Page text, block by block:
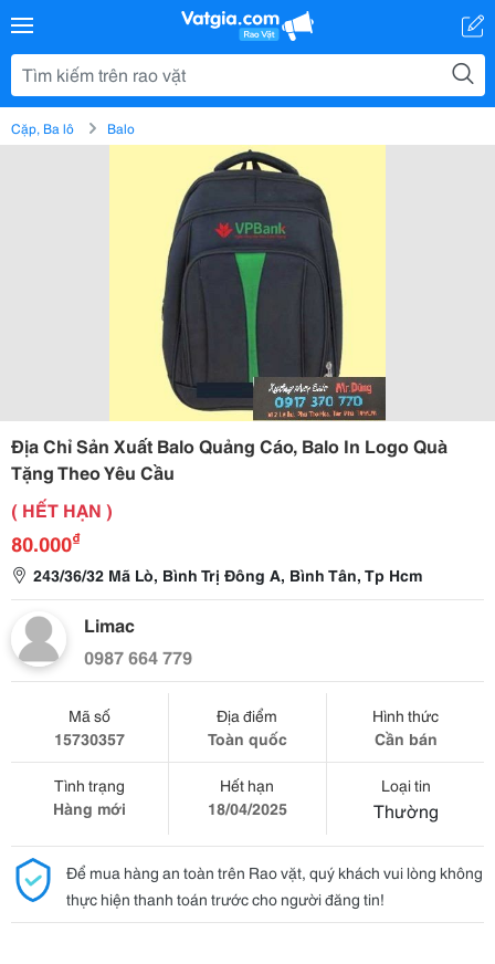
Cặp, Ba lô Balo
Địa Chỉ Sản Xuất Balo Quảng Cáo, Balo In Logo Quà
Tặng Theo Yêu Cầu
( HẾT HẠN )
80.000₫
243/36/32 Mã Lò, Bình Trị Đông A, Bình Tân, Tp Hcm
Limac
0987 664 779
Mã số
15730357
Địa điểm
Toàn quốc
Hình thức
Cần bán
Tình trạng
Hàng mới
Hết hạn
18/04/2025
Loại tin
Thường
Để mua hàng an toàn trên Rao vặt, quý khách vui lòng không
thực hiện thanh toán trước cho người đăng tin!